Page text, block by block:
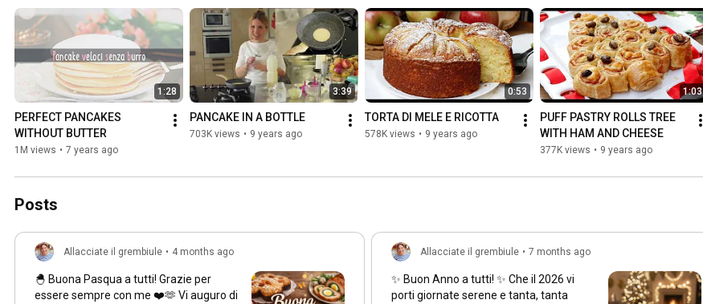
1:28
PERFECT PANCAKES
WITHOUT BUTTER
1M views • 7 years ago
3:39
PANCAKE IN A BOTTLE
703K views • 9 years ago
0:53
TORTA DI MELE E RICOTTA
578K views • 9 years ago
1:03
PUFF PASTRY ROLLS TREE
WITH HAM AND CHEESE
377K views • 9 years ago
Posts
Allacciate il grembiule • 4 months ago
🐣 Buona Pasqua a tutti! Grazie per
essere sempre con me ❤️🫶 Vi auguro di
Allacciate il grembiule • 7 months ago
✨ Buon Anno a tutti! ✨ Che il 2026 vi
porti giornate serene e tanta, tanta